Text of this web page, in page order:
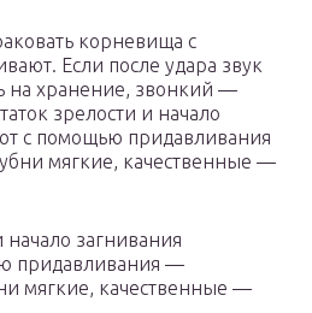
корневища с
Если после удара звук
на хранение, звонкий —
зрелости и начало
с помощью придавливания
мягкие, качественные —
начало загнивания
придавливания —
мягкие, качественные —